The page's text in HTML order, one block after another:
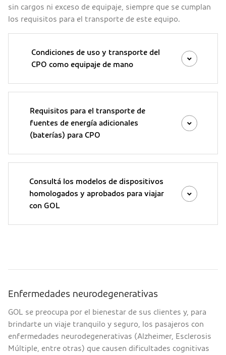
sin cargos ni exceso de equipaje, siempre que se cumplan
los requisitos para el transporte de este equipo.
Condiciones de uso y transporte del
CPO como equipaje de mano
Requisitos para el transporte de
fuentes de energía adicionales
(baterías) para CPO
Consultá los modelos de dispositivos
homologados y aprobados para viajar
con GOL
Enfermedades neurodegenerativas
GOL se preocupa por el bienestar de sus clientes y, para
brindarte un viaje tranquilo y seguro, los pasajeros con
enfermedades neurodegenerativas (Alzheimer, Esclerosis
Múltiple, entre otras) que causen dificultades cognitivas